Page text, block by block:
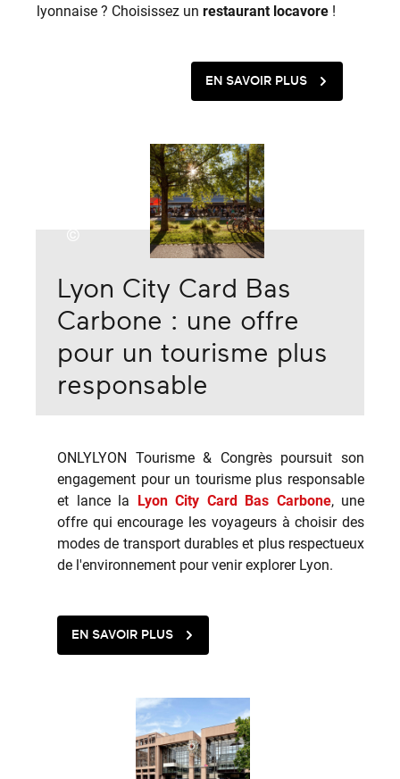
lyonnaise ? Choisissez un restaurant locavore !
EN SAVOIR PLUS
Lyon City Card Bas
Carbone : une offre
pour un tourisme plus
responsable
ONLYLYON Tourisme & Congrès poursuit son
engagement pour un tourisme plus responsable
et lance la
Lyon City Card Bas Carbone, une
offre qui encourage les voyageurs à choisir des
modes de transport durables et plus respectueux
de l'environnement pour venir explorer Lyon.
EN SAVOIR PLUS